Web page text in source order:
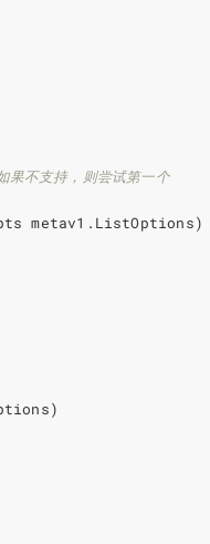
不支持，则尝试第一个
metav1 . ListOptions)
)